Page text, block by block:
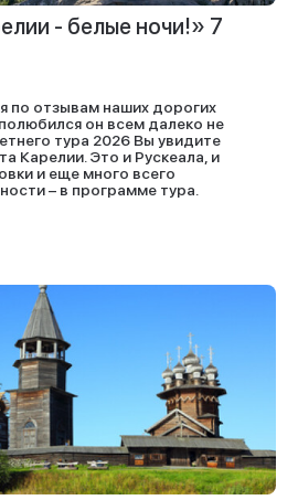
- белые ночи!» 7
по отзывам наших дорогих
он всем далеко не
тура 2026 Вы увидите
Карелии. Это и Рускеала, и
и еще много всего
– в программе тура.